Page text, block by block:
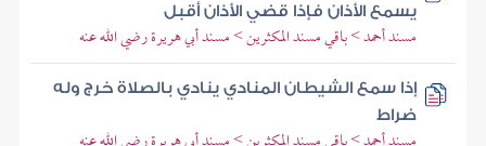
يسمع الأذان فإذا قضي الأذان أقبل
مسند أحمد > باقي مسند المكثرين > مسند أبي هريرة رضي الله عنه
إذا سمع الشيطان المنادي ينادي بالصلاة خرج وله
ضراط